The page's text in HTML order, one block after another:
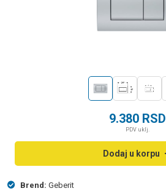
9.380 RSD
PDV uklj.
Dodaj u korpu
Brend: Geberit